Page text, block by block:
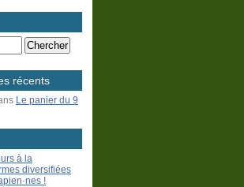
récents
Le panier du 9
à la
diversifiées
!